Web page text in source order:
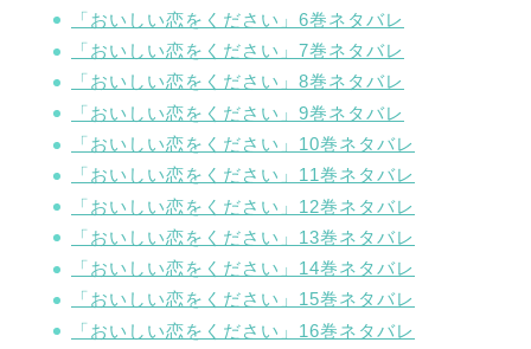
「おいしい恋をください」6巻ネタバレ
「おいしい恋をください」7巻ネタバレ
「おいしい恋をください」8巻ネタバレ
「おいしい恋をください」9巻ネタバレ
「おいしい恋をください」10巻ネタバレ
「おいしい恋をください」11巻ネタバレ
「おいしい恋をください」12巻ネタバレ
「おいしい恋をください」13巻ネタバレ
「おいしい恋をください」14巻ネタバレ
「おいしい恋をください」15巻ネタバレ
「おいしい恋をください」16巻ネタバレ